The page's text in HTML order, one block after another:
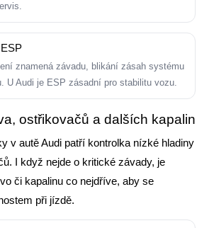
znamená závadu, blikání zásah systému
U Audi je ESP zásadní pro stabilitu vozu.
ostřikovačů a dalších kapalin
v autě Audi patří kontrolka nízké hladiny
I když nejde o kritické závady, je
či kapalinu co nejdříve, aby se
při jízdě.